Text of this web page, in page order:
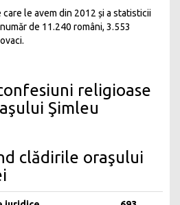
le avem din 2012 și a statisticii
de 11.240 români, 3.553
religioase
Şimleu
clădirile oraşului